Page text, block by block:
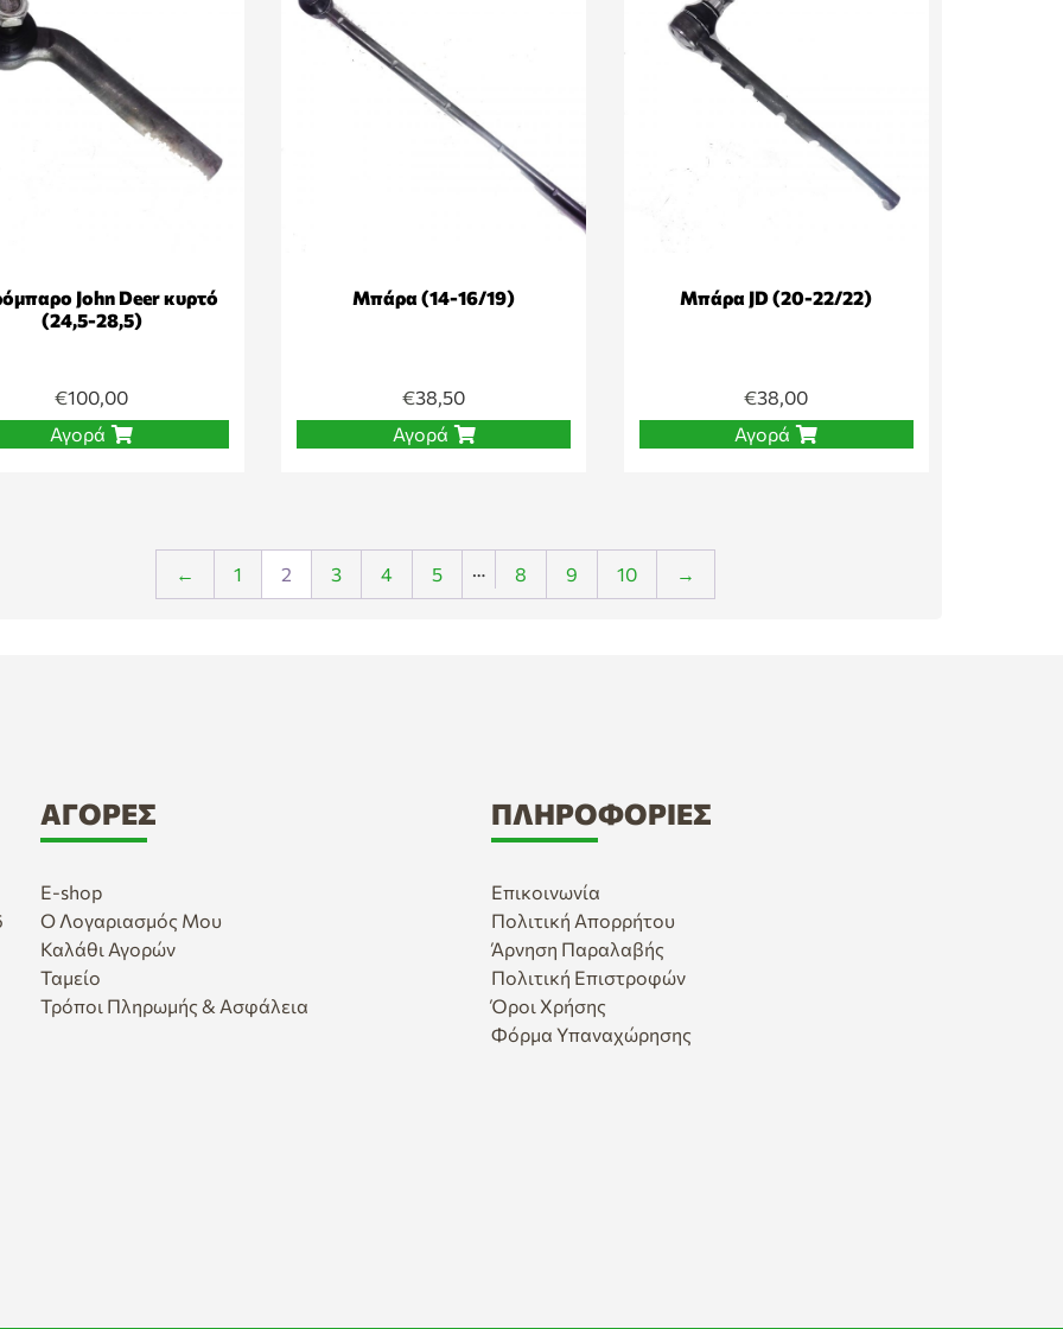
John Deer κυρτό
(24,5-28,5)
€100,00
Αγορά
Μπάρα (14-16/19)
€38,50
Αγορά
Μπάρα JD (20-22/22)
€38,00
Αγορά
← 1 2 3 4 5 … 8 9 10 →
ΑΓΟΡΈΣ
E-shop
Ο Λογαριασμός Μου
Καλάθι Αγορών
Ταμείο
Τρόποι Πληρωμής & Ασφάλεια
ΠΛΗΡΟΦΟΡΊΕΣ
Επικοινωνία
Πολιτική Απορρήτου
Άρνηση Παραλαβής
Πολιτική Επιστροφών
Όροι Χρήσης
Φόρμα Υπαναχώρησης